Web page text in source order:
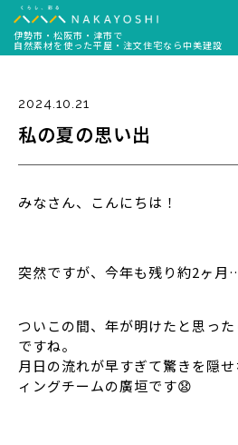
伊勢市・松阪市・津市で
自然素材を使った平屋・注文住宅なら中美建設
2024.10.21
私の夏の思い出
みなさん、こんにちは！
突然ですが、今年も残り約2ヶ月
ついこの間、年が明けたと思っ
ですね。
月日の流れが早すぎて驚きを隠
ィングチームの廣垣です😧